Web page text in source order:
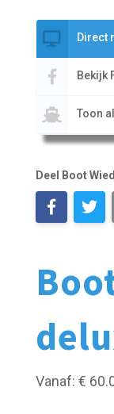
Vanaf: €
Direct
Bekijk
Toon
Deel Boot